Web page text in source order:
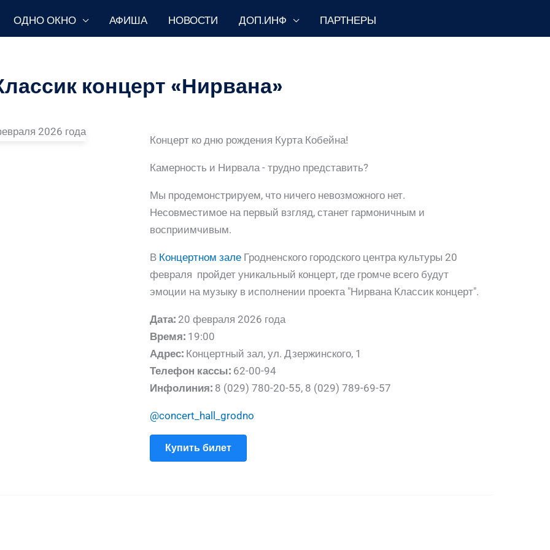
ОДНО ОКНО АФИША НОВОСТИ ДОП.ИНФ ПАРТНЕРЫ
концерт «Нирвана»
Концерт ко дню рождения Курта Кобейна!
Камерность и Нирвала - трудно представить?
Мы продемонстрируем, что ничего невозможного нет.
Несовместимое на первый взгляд, станет гармоничным и
восприимчивым.
В Концертном зале Гродненского городского центра культуры 20
февраля пройдет уникальный концерт, где громче всего будут
эмоции на музыку в исполнении проекта "Нирвана Классик концерт".
Дата: 20 февраля 2026 года
Время: 19:00
Адрес: Концертный зал, ул. Дзержинского, 1
Телефон кассы: 62-00-94
Инфолиния: 8 (029) 780-20-55, 8 (029) 789-69-57
@concert_hall_grodno
Купить билет